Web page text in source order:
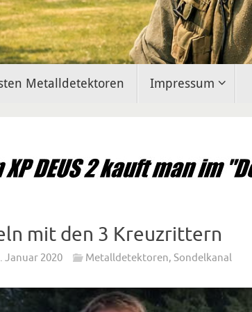
Metalldetektoren Impressum
mit den 3 Kreuzrittern
Januar 2020 Metalldetektoren, Sondelkanal